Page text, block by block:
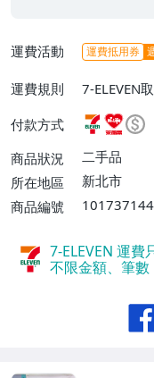
運費活動 運費抵用券
運費規則
7-ELEVEN
EVEN取貨
取貨付款【
付款方式
商品狀況
二手品
所在地區
新北市
商品編號
7-ELEVEN 運費
不限金額、筆數